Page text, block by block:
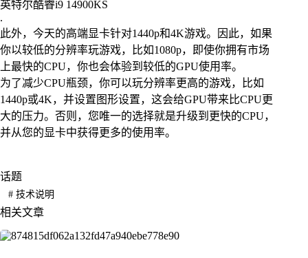
英特尔酷睿i9 14900KS
.
此外，今天的高端显卡针对1440p和4K游戏。因此，如果
你以较低的分辨率玩游戏，比如1080p，即使你拥有市场
上最快的CPU，你也会体验到较低的GPU使用率。
为了减少CPU瓶颈，你可以玩分辨率更高的游戏，比如
1440p或4K，并设置图形设置，这会给GPU带来比CPU更
大的压力。否则，您唯一的选择就是升级到更快的CPU，
并从您的显卡中获得更多的使用率。
话题
#技术说明
相关文章